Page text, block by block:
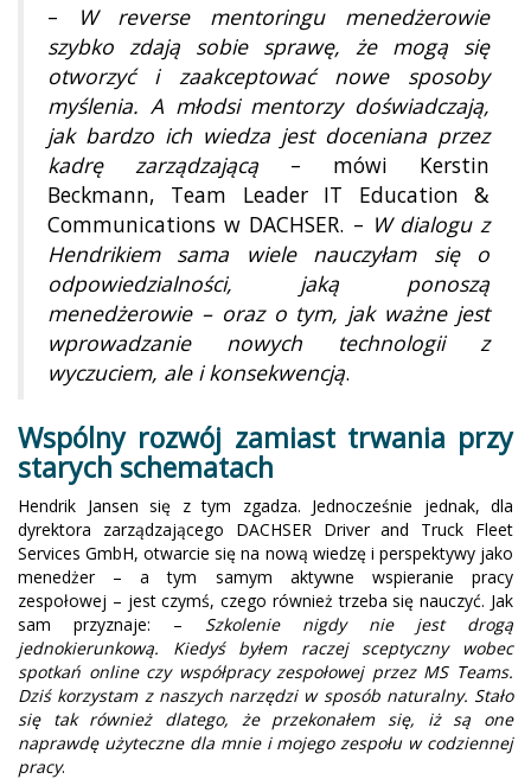
–
W reverse mentoringu menedżerowie
szybko zdają sobie sprawę, że mogą się
otworzyć i zaakceptować nowe sposoby
myślenia. A młodsi mentorzy doświadczają,
jak bardzo ich wiedza jest doceniana przez
kadrę zarządzającą – mówi Kerstin
Beckmann, Team Leader IT Education &
Communications w DACHSER. – W dialogu z
Hendrikiem sama wiele nauczyłam się o
odpowiedzialności, jaką ponoszą
menedżerowie – oraz o tym, jak ważne jest
wprowadzanie nowych technologii z
wyczuciem, ale i konsekwencją.
Wspólny rozwój zamiast trwania przy
starych schematach
Hendrik Jansen się z tym zgadza. Jednocześnie jednak, dla
dyrektora zarządzającego DACHSER Driver and Truck Fleet
Services GmbH, otwarcie się na nową wiedzę i perspektywy jako
menedżer – a tym samym aktywne wspieranie pracy
zespołowej – jest czymś, czego również trzeba się nauczyć. Jak
sam przyznaje: – Szkolenie nigdy nie jest drogą
jednokierunkową. Kiedyś byłem raczej sceptyczny wobec
spotkań online czy współpracy zespołowej przez MS Teams.
Dziś korzystam z naszych narzędzi w sposób naturalny. Stało
się tak również dlatego, że przekonałem się, iż są one
naprawdę użyteczne dla mnie i mojego zespołu w codziennej
pracy.